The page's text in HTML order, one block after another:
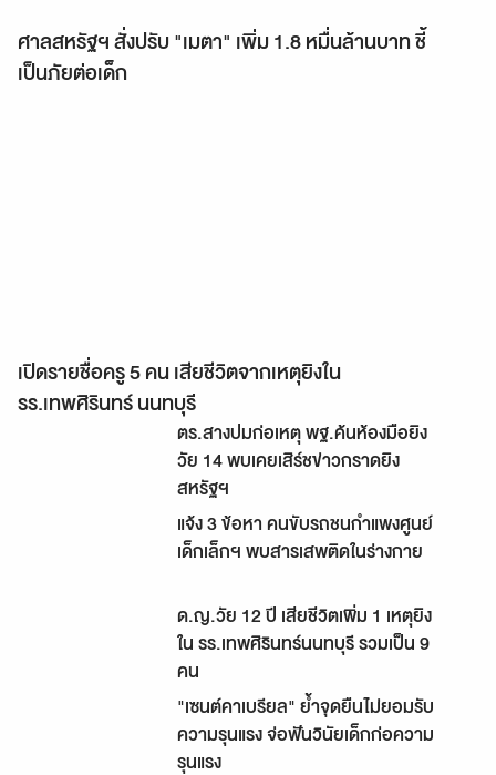
ศาลสหรัฐฯ สั่งปรับ "เมตา" เพิ่ม 1.8 หมื่นล้านบาท ชี้
เป็นภัยต่อเด็ก
เปิดรายชื่อครู 5 คน เสียชีวิตจากเหตุยิงใน
รร.เทพศิรินทร์ นนทบุรี
ตร.สางปมก่อเหตุ พฐ.ค้นห้องมือยิง
วัย 14 พบเคยเสิร์ชข่าวกราดยิง
สหรัฐฯ
แจ้ง 3 ข้อหา คนขับรถชนกำแพงศูนย์
เด็กเล็กฯ พบสารเสพติดในร่างกาย
ด.ญ.วัย 12 ปี เสียชีวิตเพิ่ม 1 เหตุยิง
ใน รร.เทพศิรินทร์นนทบุรี รวมเป็น 9
คน
"เซนต์คาเบรียล" ย้ำจุดยืนไม่ยอมรับ
ความรุนแรง จ่อฟันวินัยเด็กก่อความ
รุนแรง